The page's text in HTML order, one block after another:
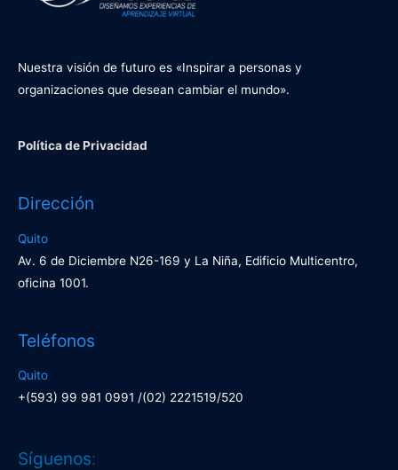
Nuestra visión de futuro es «Inspirar a personas y
organizaciones que desean cambiar el mundo».
Política de Privacidad
Dirección
Quito
Av. 6 de Diciembre N26-169 y La Niña, Edificio Multicentro,
oficina 1001.
Teléfonos
Quito
+(593) 99 981 0991 /(02) 2221519/520
Síguenos:
Facebook
LinkedIn